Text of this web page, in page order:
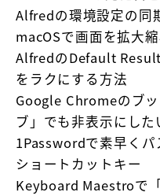
Alfredの環境設定の同
macOSで画面を拡大
AlfredのDefault
をラクにする方法
Google Chromeのブ
ブ」でも非表示にした
1Passwordで素早く
ショートカットキー
Keyboard Maestroで